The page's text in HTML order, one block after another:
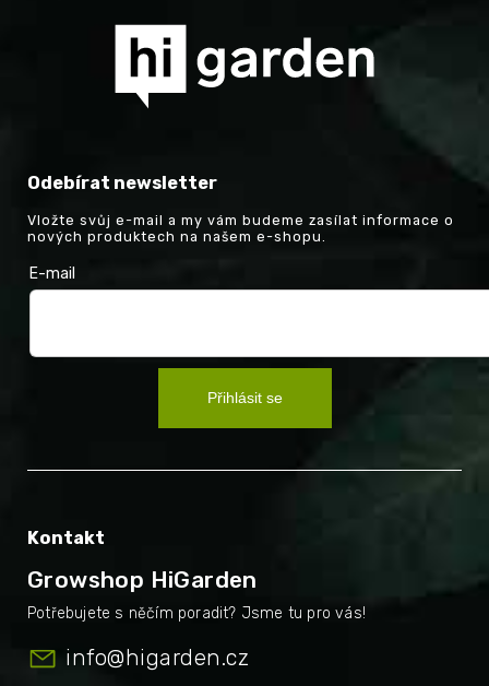
Odebírat newsletter
Vložte svůj e-mail a my vám budeme zasílat informace o
nových produktech na našem e-shopu.
E-mail
Přihlásit se
Kontakt
Growshop HiGarden
info@higarden.cz